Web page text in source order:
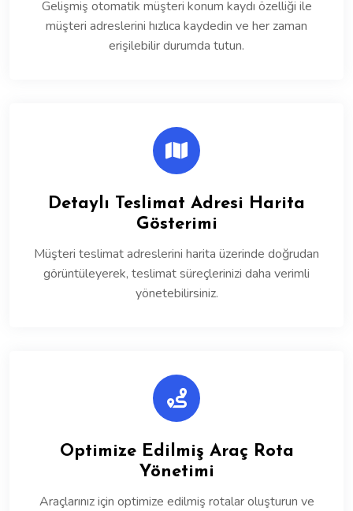
Gelişmiş otomatik müşteri konum kaydı özelliği ile
müşteri adreslerini hızlıca kaydedin ve her zaman
erişilebilir durumda tutun.
Detaylı Teslimat Adresi Harita
Gösterimi
Müşteri teslimat adreslerini harita üzerinde doğrudan
görüntüleyerek, teslimat süreçlerinizi daha verimli
yönetebilirsiniz.
Optimize Edilmiş Araç Rota
Yönetimi
Araçlarınız için optimize edilmiş rotalar oluşturun ve